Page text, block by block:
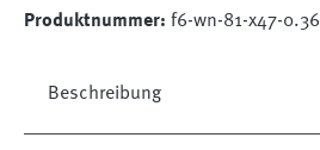
Produktnummer: f6-wn-81-x47-0.36
Beschreibung